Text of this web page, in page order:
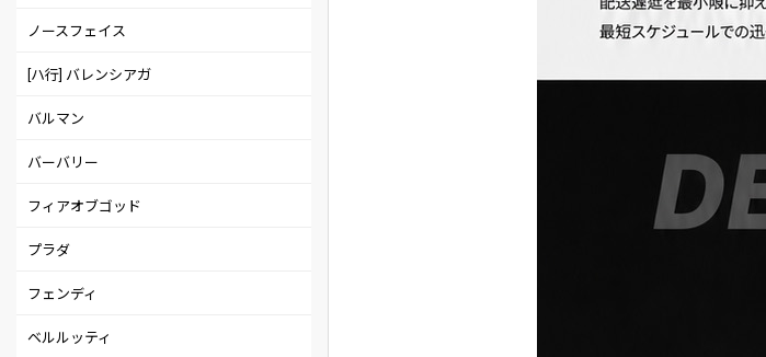
ノースフェイス
[ハ行] バレンシアガ
バルマン
バーバリー
フィアオブゴッド
プラダ
フェンディ
ベルルッティ